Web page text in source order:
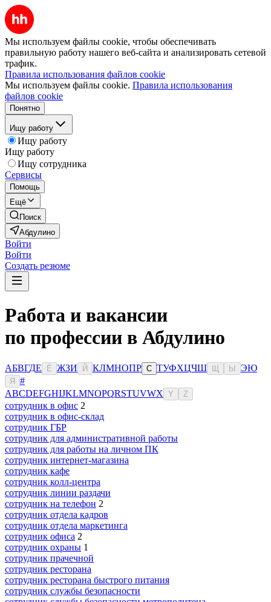
Мы используем файлы cookie, чтобы обеспечивать
правильную работу нашего веб-сайта и анализировать сетевой
трафик.
Правила использования файлов cookie
Мы используем файлы cookie. Правила использования
файлов cookie
Понятно
Ищу работу
Ищу работу
Ищу работу
Ищу сотрудника
Сервисы
Помощь
Ещё
Поиск
Абдулино
Войти
Войти
Создать резюме
Работа и вакансии
по профессии в Абдулино
АБВГДЕ Ё ЖЗИ Й КЛМНОПР С ТУФХЦЧШ Ы ЭЮ
Я
#
ABCDEFGHIJKLMNOPQRSTUVWX Y Z
сотрудник в офис 2
сотрудник в офис-склад
сотрудник ГБР
сотрудник для административной работы
сотрудник для работы на личном ПК
сотрудник интернет-магазина
сотрудник кафе
сотрудник колл-центра
сотрудник линии раздачи
сотрудник на телефон 2
сотрудник отдела кадров
сотрудник отдела маркетинга
сотрудник офиса 2
сотрудник охраны 1
сотрудник прачечной
сотрудник ресторана
сотрудник ресторана быстрого питания
сотрудник службы безопасности